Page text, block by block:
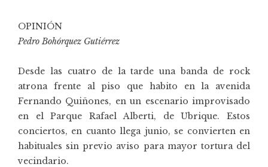
OPINIÓN
Pedro Bohórquez Gutiérrez
Desde las cuatro de la tarde una banda de rock
atrona frente al piso que habito en la avenida
Fernando Quiñones, en un escenario improvisado
en el Parque Rafael Alberti, de Ubrique. Estos
conciertos, en cuanto llega junio, se convierten en
habituales sin previo aviso para mayor tortura del
vecindario.